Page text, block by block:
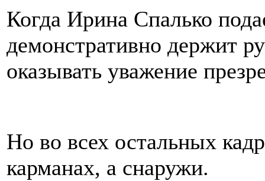
Когда Ирина Спалько
демонстративно держит
оказывать уважение
Но во всех остальных
карманах, а снаружи.